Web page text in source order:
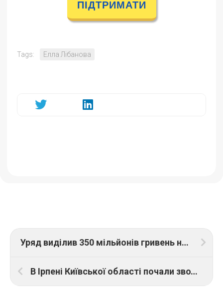
ПІДТРИМАТИ
Tags: Елла Лібанова
Уряд виділив 350 мільйонів гривень на відбудову ТЕС та ТЕЦ
В Ірпені Київської області почали зводити перший у країні житловий будинок за 3D-технологією